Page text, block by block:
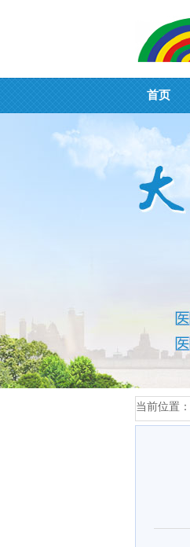
首页
当前位置：